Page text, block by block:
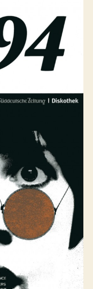
und
seine
Songs.
Mit
Marmion.